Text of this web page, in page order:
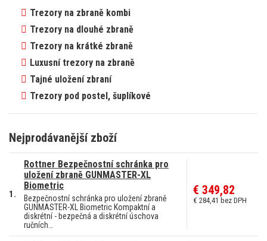
Trezory na zbraně kombi
Trezory na dlouhé zbraně
Trezory na krátké zbraně
Luxusní trezory na zbraně
Tajné uložení zbraní
Trezory pod postel, šuplíkové
Nejprodávanější zboží
1.
Rottner Bezpečnostní schránka pro
uložení zbraně GUNMASTER-XL
Biometric
Bezpečnostní schránka pro uložení zbraně
GUNMASTER-XL Biometric Kompaktní a
diskrétní - bezpečná a diskrétní úschova
ručních…
€ 349,82
€ 284,41 bez DPH